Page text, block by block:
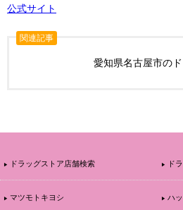
公式サイト
関連記事
愛知県名古屋市の
ドラッグストア店舗検索 ド
マツモトキヨシ ハ